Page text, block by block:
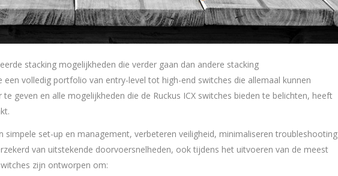
stacking mogelijkheden die verder gaan dan andere stacking
een volledig portfolio van entry-level tot high-end switches die allemaal kunnen
geven en alle mogelijkheden die de Ruckus ICX switches bieden te belichten, heeft
simpele set-up en management, verbeteren veiligheid, minimaliseren troubleshooting
van uitstekende doorvoersnelheden, ook tijdens het uitvoeren van de meest
zijn ontworpen om: